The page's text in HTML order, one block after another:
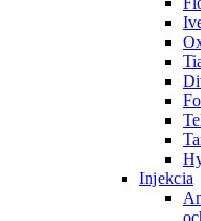
Injekcia